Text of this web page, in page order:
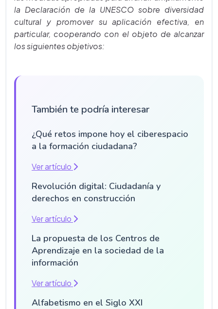
la Declaración de la UNESCO sobre diversidad
cultural y promover su aplicación efectiva, en
particular, cooperando con el objeto de alcanzar
los siguientes objetivos:
También te podría interesar
¿Qué retos impone hoy el ciberespacio
a la formación ciudadana?
Ver artículo
Revolución digital: Ciudadanía y
derechos en construcción
Ver artículo
La propuesta de los Centros de
Aprendizaje en la sociedad de la
información
Ver artículo
Alfabetismo en el Siglo XXI